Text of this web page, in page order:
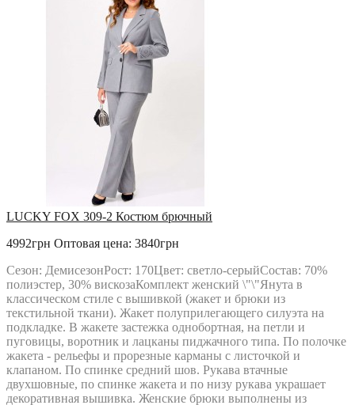
LUCKY FOX 309-2 Костюм брючный
4992грн Оптовая цена: 3840грн
Сезон: ДемисезонРост: 170Цвет: светло-серыйСостав: 70%
полиэстер, 30% вискозаКомплект женский \"\"Янута в
классическом стиле с вышивкой (жакет и брюки из
текстильной ткани). Жакет полуприлегающего силуэта на
подкладке. В жакете застежка однобортная, на петли и
пуговицы, воротник и лацканы пиджачного типа. По полочке
жакета - рельефы и прорезные карманы с листочкой и
клапаном. По спинке средний шов. Рукава втачные
двухшовные, по спинке жакета и по низу рукава украшает
декоративная вышивка. Женские брюки выполнены из